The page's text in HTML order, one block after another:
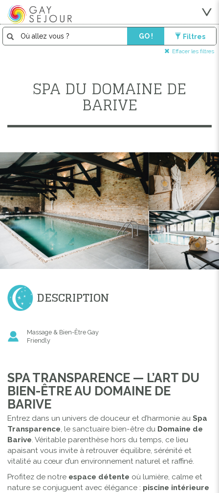
GO ! Filtres
Effacer les filtres
SPA DU DOMAINE DE
BARIVE
DESCRIPTION
Massage & Bien-Être Gay
Friendly
SPA TRANSPARENCE — L’ART DU
BIEN-ÊTRE AU DOMAINE DE
BARIVE
Entrez dans un univers de douceur et d’harmonie au Spa
Transparence, le sanctuaire bien-être du Domaine de
Barive. Véritable parenthèse hors du temps, ce lieu
apaisant vous invite à retrouver équilibre, sérénité et
vitalité au cœur d’un environnement naturel et raffiné.
Profitez de notre espace détente où lumière, calme et
nature se conjuguent avec élégance : piscine intérieure